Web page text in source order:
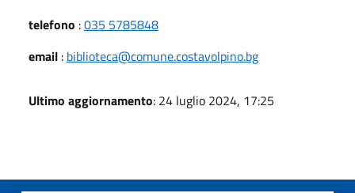
telefono :035 5785848
email : biblioteca@comune.costavolpino.bg
Ultimo aggiornamento: 24 luglio 2024, 17:25